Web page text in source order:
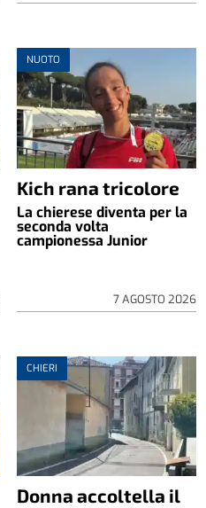
NUOTO
Kich rana tricolore
La chierese diventa per la
seconda volta
campionessa Junior
7 AGOSTO 2026
CHIERI
Donna accoltella il